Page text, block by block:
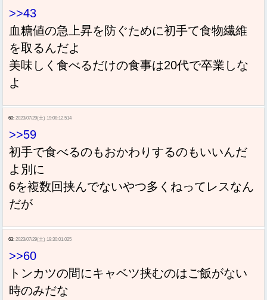
>>43
血糖値の急上昇を防ぐために初手て食物繊維
を取るんだよ
美味しく食べるだけの食事は20代で卒業しな
よ
60: 2023/07/29(土) 19:08:12.514
>>59
初手で食べるのもおかわりするのもいいんだ
よ別に
6を複数回挟んでないやつ多くねってレスなん
だが
63: 2023/07/29(土) 19:30:01.025
>>60
トンカツの間にキャベツ挟むのはご飯がない
時のみだな